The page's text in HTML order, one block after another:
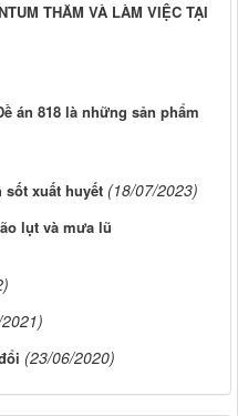
THĂM VÀ LÀM VIỆC TẠI
án 818 là những sản phẩm
sốt xuất huyết (18/07/2023)
lụt và mưa lũ
(23/06/2020)